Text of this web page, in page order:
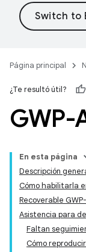
Página principal
¿Te resultó útil?
GWP-
En esta página
Descripción
Cómo habilitarla
Recoverable
Asistencia para
Faltan
Cómo